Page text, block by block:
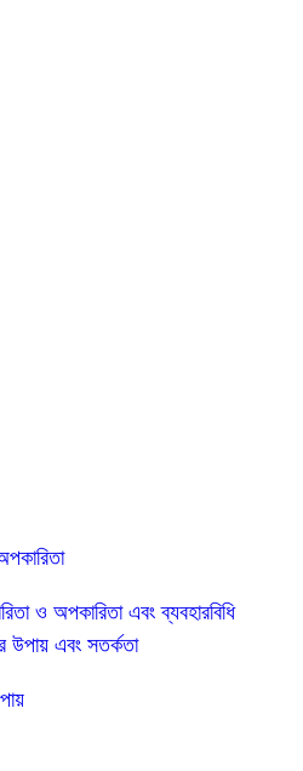
ও অপকারিতা এবং ব্যবহারবিধি
উপায় এবং সতর্কতা